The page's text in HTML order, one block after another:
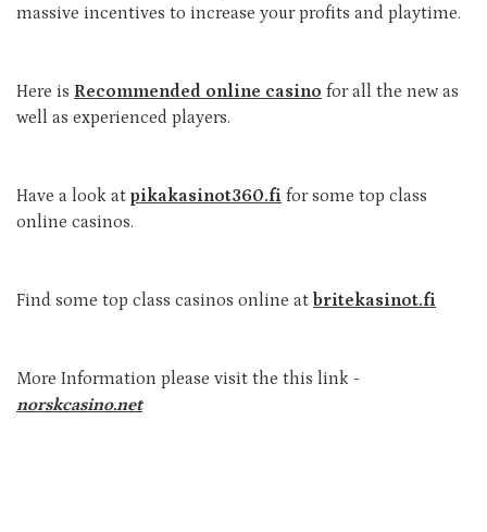
massive incentives to increase your profits and playtime.
Here is Recommended online casino for all the new as
well as experienced players.
Have a look at pikakasinot360.fi for some top class
online casinos.
Find some top class casinos online at britekasinot.fi
More Information please visit the this link -
norskcasino.net